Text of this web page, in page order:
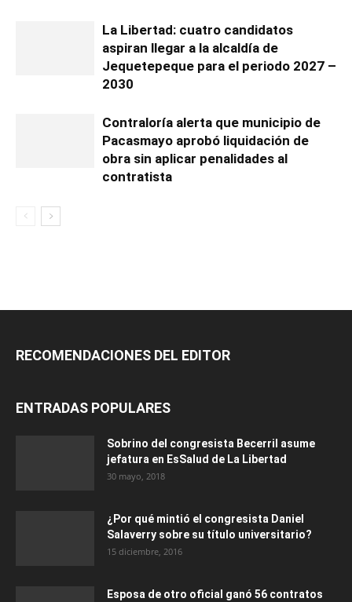
La Libertad: cuatro candidatos
aspiran llegar a la alcaldía de
Jequetepeque para el periodo 2027 –
2030
Contraloría alerta que municipio de
Pacasmayo aprobó liquidación de
obra sin aplicar penalidades al
contratista
RECOMENDACIONES DEL EDITOR
ENTRADAS POPULARES
Sobrino del congresista Becerril asume
jefatura en EsSalud de La Libertad
30 mayo, 2018
¿Por qué mintió el congresista Daniel
Salaverry sobre su título universitario?
15 diciembre, 2016
Esposa de otro oficial ganó 56 contratos